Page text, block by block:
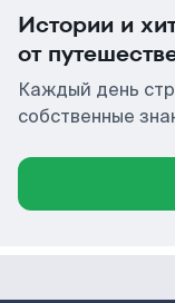
Истории и
от
Каждый день
собственные